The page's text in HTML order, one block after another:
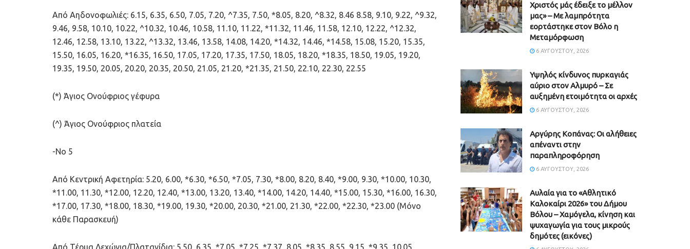
Από Αηδονοφωλιές: 6.15, 6.35, 6.50, 7.05, 7.20, ^7.35, 7.50, *8.05, 8.20, ^8.32, 8.46 8.58, 9.10, 9.22, ^9.32,
9.46, 9.58, 10.10, 10.22, ^10.32, 10.46, 10.58, 11.10, 11.22, *11.32, 11.46, 11.58, 12.10, 12.22, ^12.32,
12.46, 12.58, 13.10, 13.22, ^13.32, 13.46, 13.58, 14.08, 14.20, *14.32, 14.46, *14.58, 15.08, 15.20, 15.35,
15.50, 16.05, 16.20, *16.35, 16.50, 17.05, 17.20, 17.35, 17.50, 18.05, 18.20, *18.35, 18.50, 19.05, 19.20,
19.35, 19.50, 20.05, 20.20, 20.35, 20.50, 21.05, 21.20, *21.35, 21.50, 22.10, 22.30, 22.55
(*) Άγιος Ονούφριος γέφυρα
(^) Άγιος Ονούφριος πλατεία
-Νο 5
Από Κεντρική Αφετηρία: 5.20, 6.00, *6.30, *6.50, *7.05, 7.30, *8.00, 8.20, 8.40, *9.00, 9.30, *10.00, 10.30,
*11.00, 11.30, *12.00, 12.20, 12.40, *13.00, 13.20, 13.40, *14.00, 14.20, 14.40, *15.00, 15.30, *16.00, 16.30,
*17.00, 17.30, *18.00, 18.30, *19.00, 19.30, *20.00, 20.30, *21.00, 21.30, *22.00, *22.30, *23.00 (Μόνο
κάθε Παρασκευή)
Χριστός μάς έδειξε το μέλλον
μας» – Με λαμπρότητα
εορτάστηκε στον Βόλο η
Μεταμόρφωση
6 ΑΥΓΟΎΣΤΟΥ, 2026
Υψηλός κίνδυνος πυρκαγιάς
αύριο στον Αλμυρό – Σε
αυξημένη ετοιμότητα οι αρχές
6 ΑΥΓΟΎΣΤΟΥ, 2026
Aργύρης Κοπάνας: Οι αλήθειες
απέναντι στην
παραπληροφόρηση
6 ΑΥΓΟΎΣΤΟΥ, 2026
Αυλαία για το «Αθλητικό
Καλοκαίρι 2026» του Δήμου
Βόλου – Χαμόγελα, κίνηση και
ψυχαγωγία για τους μικρούς
δημότες (εικόνες)